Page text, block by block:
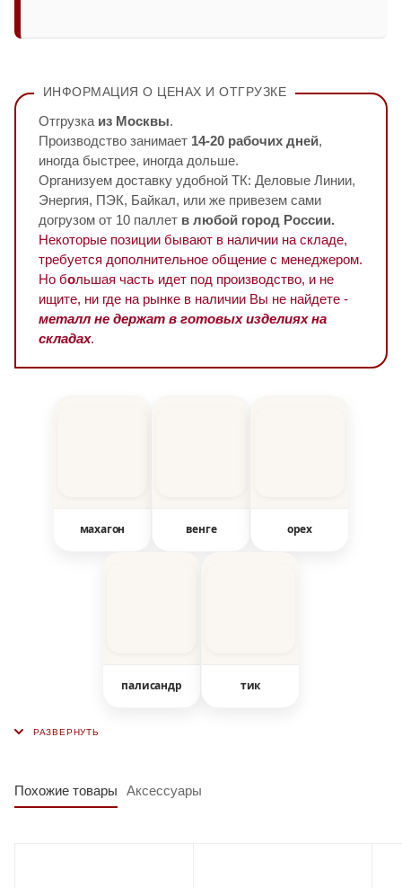
ИНФОРМАЦИЯ О ЦЕНАХ И ОТГРУЗКЕ
Отгрузка из Москвы.
Производство занимает 14-20 рабочих дней,
иногда быстрее, иногда дольше.
Организуем доставку удобной ТК: Деловые Линии,
Энергия, ПЭК, Байкал, или же привезем сами
догрузом от 10 паллет в любой город России.
Некоторые позиции бывают в наличии на складе,
требуется дополнительное общение с менеджером.
Но большая часть идет под производство, и не
ищите, ни где на рынке в наличии Вы не найдете -
металл не держат в готовых изделиях на
складах.
махагон венге орех
палисандр тик
Похожие товары Аксессуары